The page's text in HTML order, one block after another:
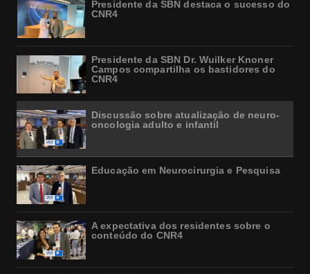
Presidente da SBN destaca o sucesso do
CNR4
Presidente da SBN Dr. Wuilker Knoner
Campos compartilha os bastidores do
CNR4
Discussão sobre atualização de neuro-
oncologia adulto e infantil
Educação em Neurocirurgia e Pesquisa
A expectativa dos residentes sobre o
conteúdo do CNR4